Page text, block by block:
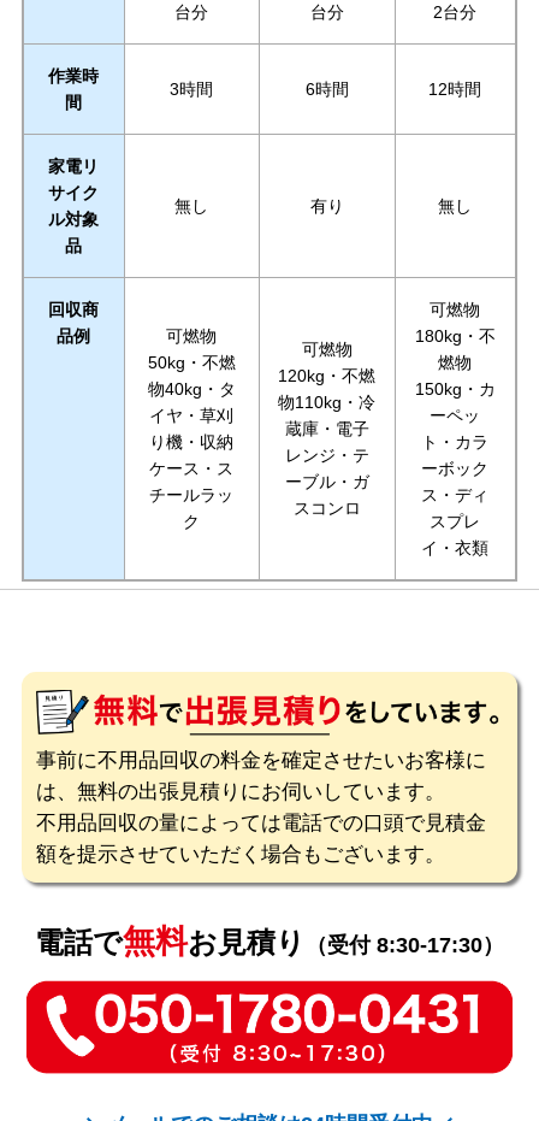
台分
台分
2台分
作業時
間
3時間 6時間 12時間
家電リ
サイク
ル対象
品
無し 有り 無し
回収商
品例
可燃物
50kg・不燃
物40kg・タ
イヤ・草刈
り機・収納
ケース・ス
チールラッ
ク
可燃物
120kg・不燃
物110kg・冷
蔵庫・電子
レンジ・テ
ーブル・ガ
スコンロ
可燃物
180kg・不
燃物
150kg・カ
ーペッ
ト・カラ
ーボック
ス・ディ
スプレ
イ・衣類
事前に不用品回収の料金を確定させたいお客様に
は、無料の出張見積りにお伺いしています。
不用品回収の量によっては電話での口頭で見積金
額を提示させていただく場合もございます。
電話で無料お見積り （受付 8:30-17:30）